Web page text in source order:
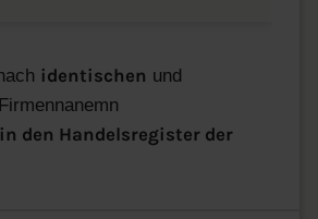
identischen und
Firmennanemn
den Handelsregister der